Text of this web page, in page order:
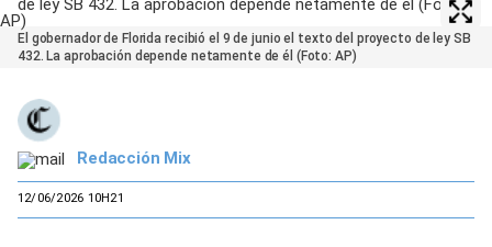
El gobernador de Florida recibió el 9 de junio el texto del proyecto de ley SB
432. La aprobación depende netamente de él (Foto: AP)
Redacción Mix
12/06/2026 10H21